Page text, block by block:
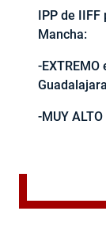
IPP de
Mancha:
-
-MUY